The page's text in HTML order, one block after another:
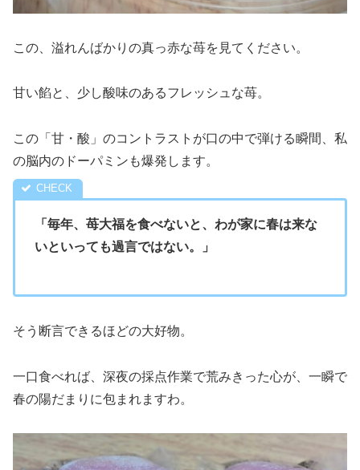
この、溢れんばかりの真っ赤な苺を見てください。
甘い餡と、少し酸味のあるフレッシュな苺。
この「甘・酸」のコントラストが口の中で弾ける瞬間、私
の脳内のドーパミンも爆発します。
「毎年、苺大福を食べないと、わが家に春は来な
いといっても過言ではない。」
そう断言できるほどの大好物。
一口食べれば、深夜の採点作業で荒みきった心が、一瞬で
春の陽だまりに包まれますわ。